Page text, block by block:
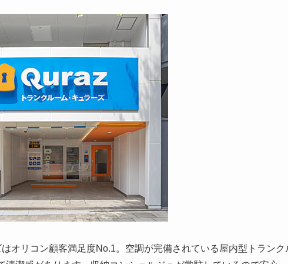
オリコン顧客満足度No.1。空調が完備されている屋内型トランク